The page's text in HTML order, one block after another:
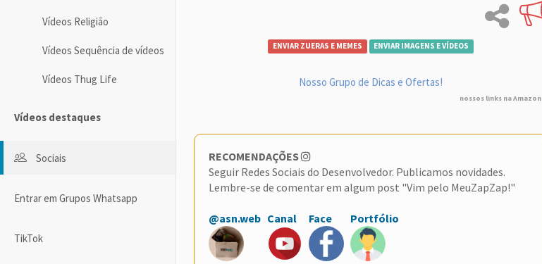
Vídeos Religião
Vídeos Sequência de vídeos
Vídeos Thug Life
Vídeos destaques
Sociais
Entrar em Grupos Whatsapp
TikTok
ENVIAR ZUERAS E MEMES ENVIAR IMAGENS E VÍDEOS
Nosso Grupo de Dicas e Ofertas!
nossos links na Amazon
RECOMENDAÇÕES
Seguir Redes Sociais do Desenvolvedor. Publicamos novidades.
Lembre-se de comentar em algum post "Vim pelo MeuZapZap!"
@asn.web Canal Face Portfólio